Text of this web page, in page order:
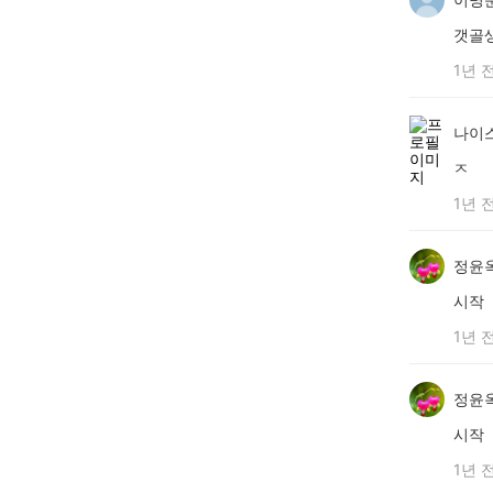
갯골
1년 전
나이
ㅈ
1년 전
정윤
시작
1년 전
정윤
시작
1년 전